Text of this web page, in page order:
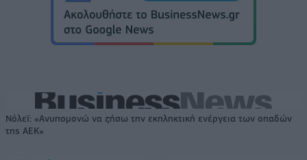
Νόλεϊ: «Ανυπομονώ να ζήσω την εκπληκτική ενέργεια των οπαδών
της ΑΕΚ»